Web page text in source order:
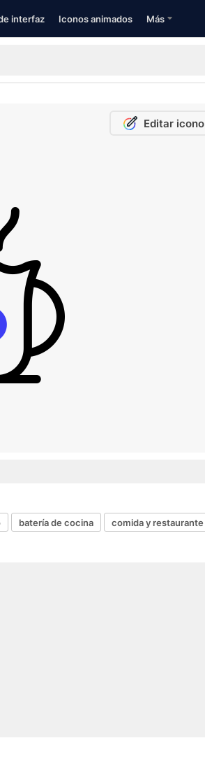
interfaz Iconos animados Más
Editar icono
batería de cocina comida y restaurante